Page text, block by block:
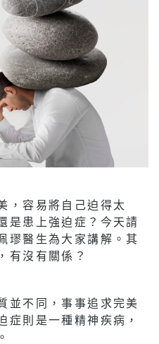
，容易將自己迫得太
是患上強迫症？今天請
璆醫生為大家講解。其
有沒有關係？
並不同，事事追求完美
症則是一種精神疾病，